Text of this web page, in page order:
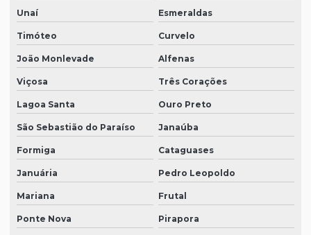
Unaí Esmeraldas
Timóteo Curvelo
João Monlevade Alfenas
Viçosa Três Corações
Lagoa Santa Ouro Preto
São Sebastião do Paraíso Janaúba
Formiga Cataguases
Januária Pedro Leopoldo
Mariana Frutal
Ponte Nova Pirapora